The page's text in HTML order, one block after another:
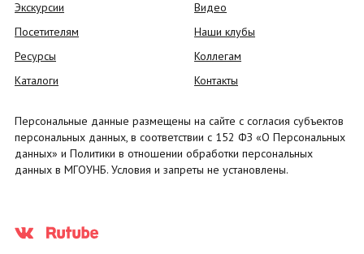
Экскурсии
Посетителям
Ресурсы
Каталоги
Видео
Наши клубы
Коллегам
Контакты
Персональные данные размещены на сайте с согласия субъектов
персональных данных, в соответствии с 152 ФЗ «О Персональных
данных» и Политики в отношении обработки персональных
данных в МГОУНБ. Условия и запреты не установлены.